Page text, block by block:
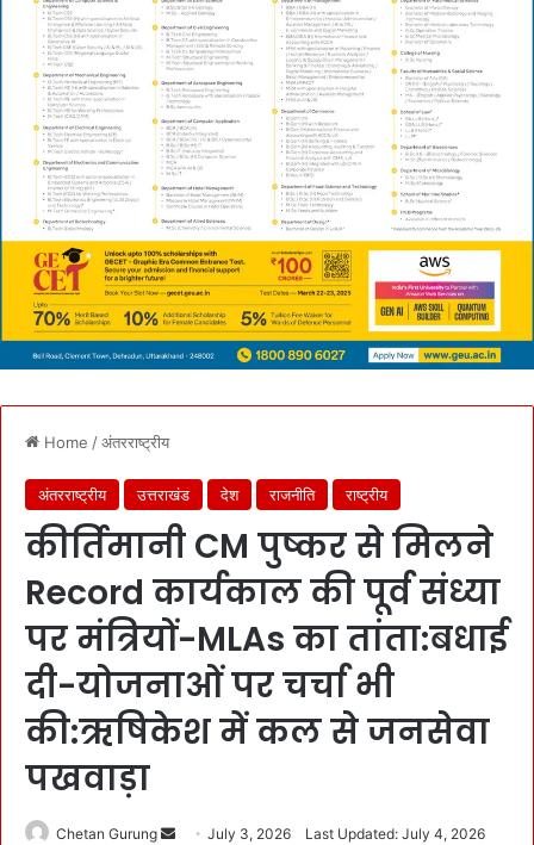
Home /अंतरराष्ट्रीय
अंतरराष्ट्रीय उत्तराखंड देश राजनीति राष्ट्रीय
कीर्तिमानी CM पुष्कर से मिलने
Record कार्यकाल की पूर्व संध्या
पर मंत्रियों-MLAs का तांता:बधाई
दी-योजनाओं पर चर्चा भी
की:ऋषिकेश में कल से जनसेवा
पखवाड़ा
Chetan Gurung July 3, 2026 Last Updated: July 4, 2026